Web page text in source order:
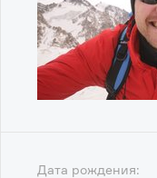
Дата рождения: